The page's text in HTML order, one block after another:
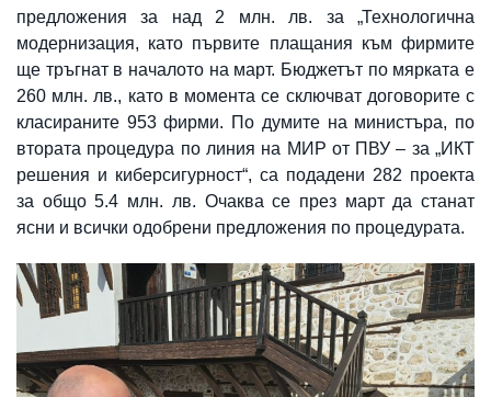
предложения за над 2 млн. лв. за „Технологична
модернизация, като първите плащания към фирмите
ще тръгнат в началото на март. Бюджетът по мярката е
260 млн. лв., като в момента се сключват договорите с
класираните 953 фирми. По думите на министъра, по
втората процедура по линия на МИР от ПВУ – за „ИКТ
решения и киберсигурност“, са подадени 282 проекта
за общо 5.4 млн. лв. Очаква се през март да станат
ясни и всички одобрени предложения по процедурата.